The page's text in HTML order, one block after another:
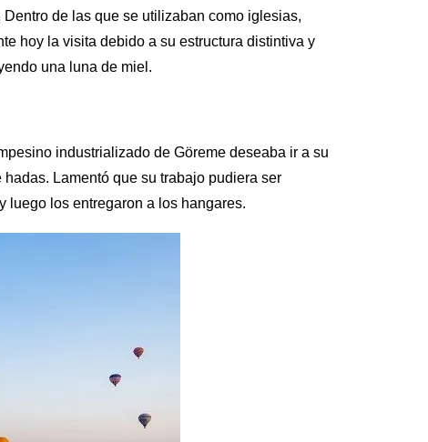
de las que se utilizaban como iglesias,
hoy la visita debido a su estructura distintiva y
una luna de miel.
industrializado de Göreme deseaba ir a su
Lamentó que su trabajo pudiera ser
luego los entregaron a los hangares.